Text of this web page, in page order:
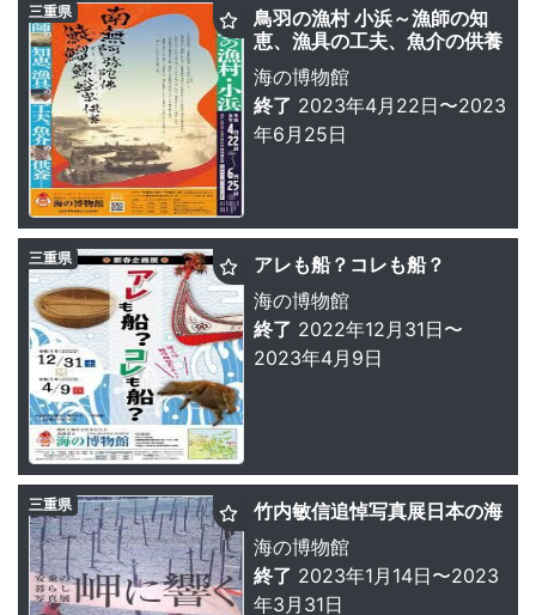
鳥羽の漁村 小浜～漁師の知
恵、漁具の工夫、魚介の供養
海の博物館
終了 2023年4月22日〜2023
年6月25日
三重県
アレも船？コレも船？
海の博物館
終了 2022年12月31日〜
2023年4月9日
三重県
竹内敏信追悼写真展日本の海
海の博物館
終了 2023年1月14日〜2023
年3月31日
三重県